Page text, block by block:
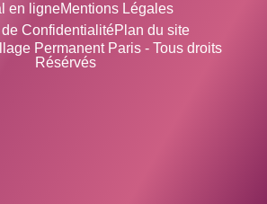
en ligneMentions Légales
ConfidentialitéPlan du site
Permanent Paris - Tous droits
Résérvés